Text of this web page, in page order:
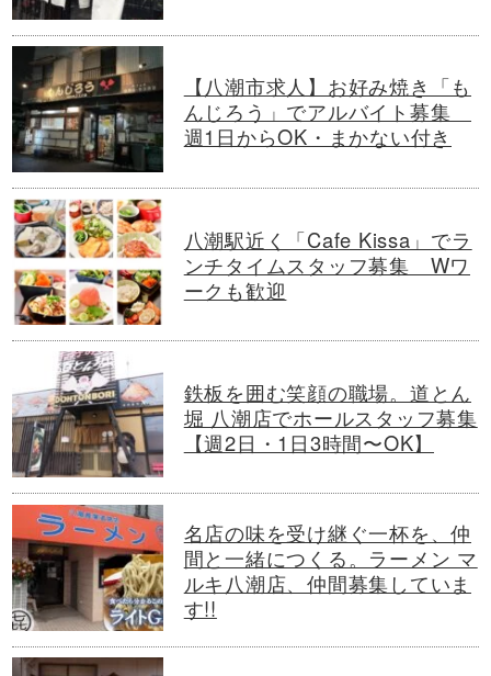
【八潮市求人】お好み焼き「も
んじろう」でアルバイト募集
週1日からOK・まかない付き
八潮駅近く「Cafe Kissa」でラ
ンチタイムスタッフ募集 Wワ
ークも歓迎
鉄板を囲む笑顔の職場。道とん
堀 八潮店でホールスタッフ募集
【週2日・1日3時間〜OK】
名店の味を受け継ぐ一杯を、仲
間と一緒につくる。ラーメン マ
ルキ八潮店、仲間募集していま
す!!